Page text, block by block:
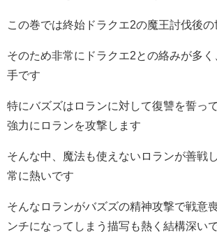
この巻では終始ドラクエ2の魔王討伐後
そのため非常にドラクエ2との絡みが多
手です
特にバズズはロランに対して復讐を誓っ
強力にロランを攻撃します
そんな中、魔法も使えないロランが善戦
常に熱いです
そんなロランがバズズの精神攻撃で戦意
ンチになってしまう描写も熱く結構深い